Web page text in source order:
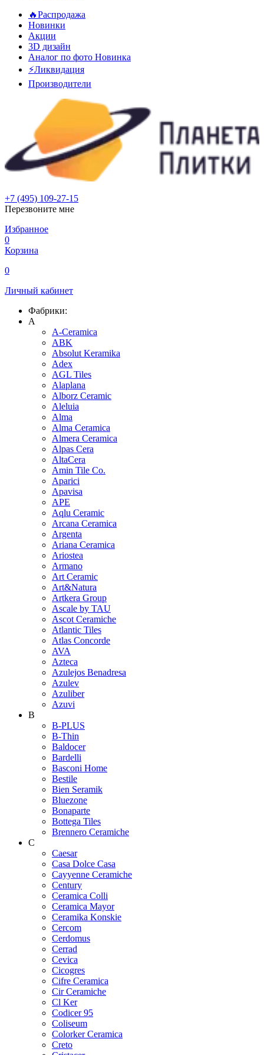
🔥Распродажа
Новинки
Акции
3D дизайн
Аналог по фото Новинка
⚡Ликвидация
Производители
+7 (495) 109-27-15
Перезвоните мне
Избранное
0
Корзина
0
Личный кабинет
Фабрики:
A
A-Ceramica
ABK
Absolut Keramika
Adex
AGL Tiles
Alaplana
Alborz Ceramic
Aleluia
Alma
Alma Ceramica
Almera Ceramica
Alpas Cera
AltaCera
Amin Tile Co.
Aparici
Apavisa
APE
Aqlu Ceramic
Arcana Ceramica
Argenta
Ariana Ceramica
Ariostea
Armano
Art Ceramic
Art&Natura
Artkera Group
Ascale by TAU
Ascot Ceramiche
Atlantic Tiles
Atlas Concorde
AVA
Azteca
Azulejos Benadresa
Azulev
Azuliber
Azuvi
B
B-PLUS
B-Thin
Baldocer
Bardelli
Basconi Home
Bestile
Bien Seramik
Bluezone
Bonaparte
Bottega Tiles
Brennero Ceramiche
C
Caesar
Casa Dolce Casa
Cayyenne Ceramiche
Century
Ceramica Colli
Ceramica Mayor
Ceramika Konskie
Cercom
Cerdomus
Cerrad
Cevica
Cicogres
Cifre Ceramica
Cir Ceramiche
Cl Ker
Codicer 95
Coliseum
Colorker Ceramica
Creto